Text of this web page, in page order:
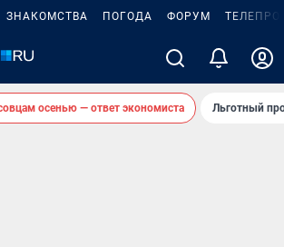
ЗНАКОМСТВА ПОГОДА ФОРУМ
осенью — ответ экономиста Льготный